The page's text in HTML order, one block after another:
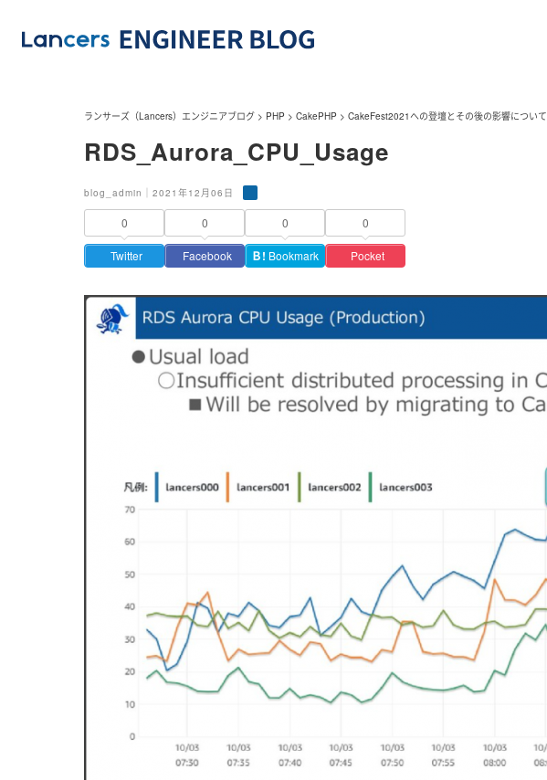
ランサーズ（Lancers）エンジニアブログ > PHP > CakePHP > CakeFest2021への登壇とその後の影響について
RDS_Aurora_CPU_Usage
blog_admin｜2021年12月06日
0
Twitter
0
Facebook
0
Ｂ! Bookmark
0
Pocket